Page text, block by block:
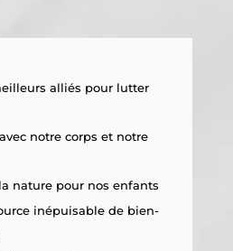
alliés pour lutter
notre corps et notre
nature pour nos enfants
inépuisable de bien-